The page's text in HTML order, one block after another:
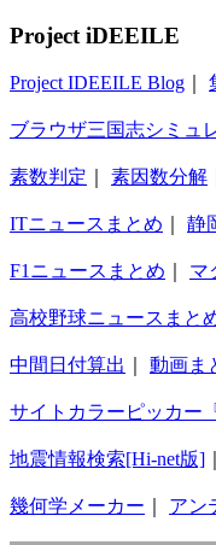
Project iDEEILE
Project IDEEILE Blog
ブラウザ三国志シミュ
素数判定 素因数分解
ITニュースまとめ 静
F1ニュースまとめ マ
高校野球ニュースまと
中間日付算出 動画ま
サイトカラーピッカー
地震情報検索[Hi-net版]
幾何学メーカー アン